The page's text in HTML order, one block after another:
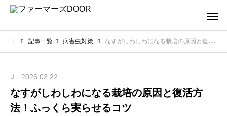
記事一覧 病害虫対策 なすがしわしわになる栽培の原因と復活方法！ふっくら実らせるコツ
2026.02.22
なすがしわしわになる栽培の原因と復活方
法！ふっくら実らせるコツ